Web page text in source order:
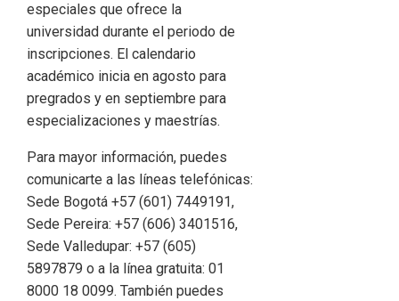
especiales que ofrece la
universidad durante el periodo de
inscripciones. El calendario
académico inicia en agosto para
pregrados y en septiembre para
especializaciones y maestrías.
Para mayor información, puedes
comunicarte a las líneas telefónicas:
Sede Bogotá +57 (601) 7449191,
Sede Pereira: +57 (606) 3401516,
Sede Valledupar: +57 (605)
5897879 o a la línea gratuita: 01
8000 18 0099. También puedes